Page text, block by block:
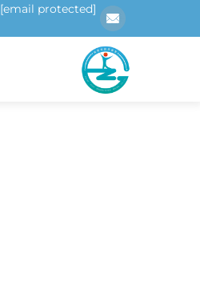
[email protected]